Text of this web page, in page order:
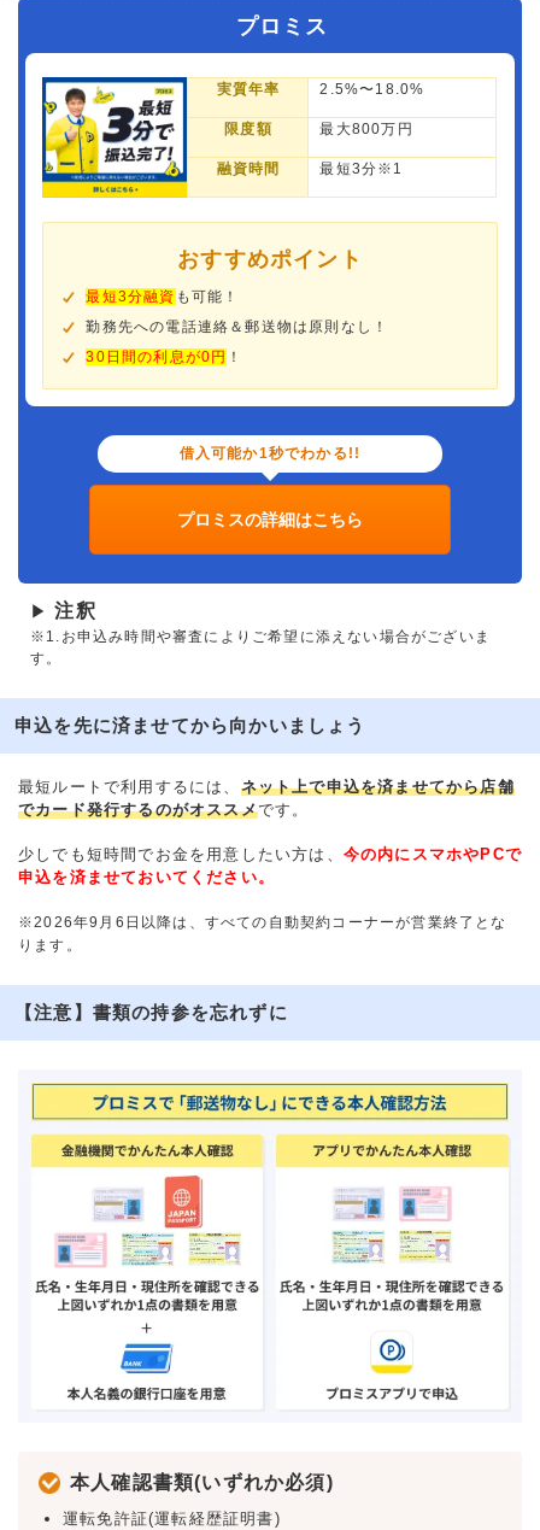
プロミス
実質年率 2.5%〜18.0%
限度額 最大800万円
融資時間 最短3分※1
おすすめポイント
最短3分融資 も可能！
勤務先への電話連絡＆郵送物は原則なし！
30日間の利息が0円 ！
借入可能か1秒でわかる!!
プロミスの詳細はこちら
▶ 注釈
※1.お申込み時間や審査によりご希望に添えない場合がございま
す。
申込を先に済ませてから向かいましょう
最短ルートで利用するには、 ネット上で申込を済ませてから店舗
でカード発行するのがオススメです。
少しでも短時間でお金を用意したい方は、 今の内にスマホやPCで
申込を済ませておいてください。
※2026年9月6日以降は、すべての自動契約コーナーが営業終了とな
ります。
【注意】書類の持参を忘れずに
本人確認書類(いずれか必須)
運転免許証(運転経歴証明書)